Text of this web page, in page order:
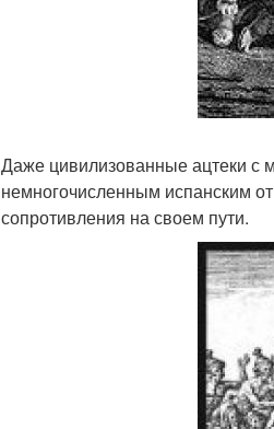
Даже цивилизованные ацтеки с
немногочисленным испанским
сопротивления на своем пути.